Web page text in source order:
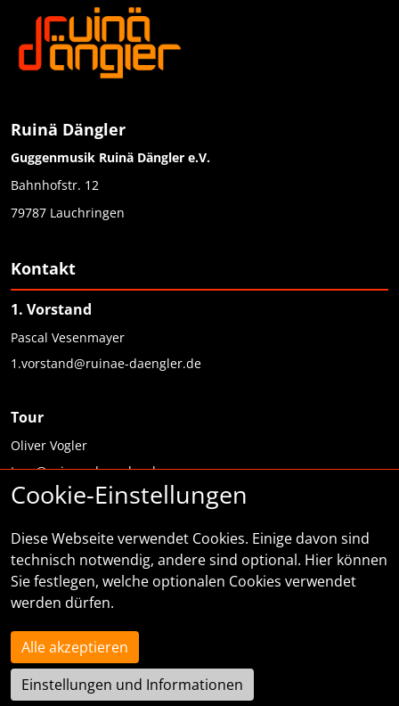
Ruinä Dängler
Guggenmusik Ruinä Dängler e.V.
Bahnhofstr. 12
79787 Lauchringen
Kontakt
1. Vorstand
Pascal Vesenmayer
1.vorstand@ruinae-daengler.de
Tour
Oliver Vogler
tour@ruinae-daengler.de
Kontakt
Impressum
Datenschutz
Cookie-Einstellungen
Login
Cookie-Einstellungen
Diese Webseite verwendet Cookies. Einige davon sind
technisch notwendig, andere sind optional. Hier können
Sie festlegen, welche optionalen Cookies verwendet
werden dürfen.
Alle akzeptieren
Einstellungen und Informationen